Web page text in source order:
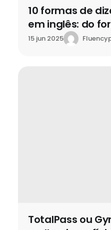
10 formas de
em inglês: do
15 jun 2025
TotalPass ou